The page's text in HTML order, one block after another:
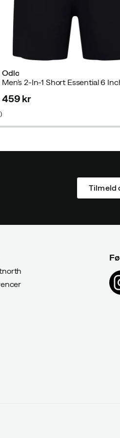
)
Odlo
Men's 2-In-1 Short Essential 6
459 kr
Tilmeld